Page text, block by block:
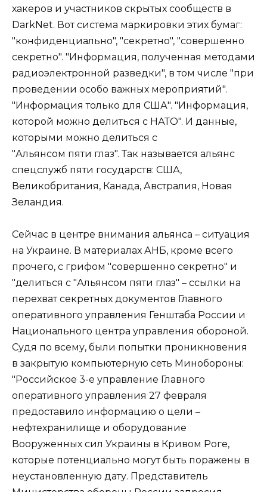
хакеров и участников скрытых сообществ в
DarkNet. Вот система маркировки этих бумаг:
"конфиденциально", "секретно", "совершенно
секретно". "Информация, полученная методами
радиоэлектронной разведки", в том числе "при
проведении особо важных мероприятий".
"Информация только для США". "Информация,
которой можно делиться с НАТО". И данные,
которыми можно делиться с
"Альянсом пяти глаз". Так называется альянс
спецслужб пяти государств: США,
Великобритания, Канада, Австралия, Новая
Зеландия.
Сейчас в центре внимания альянса – ситуация
на Украине. В материалах АНБ, кроме всего
прочего, с грифом "совершенно секретно" и
"делиться с "Альянсом пяти глаз" – ссылки на
перехват секретных документов Главного
оперативного управления Генштаба России и
Национального центра управления обороной.
Судя по всему, были попытки проникновения
в закрытую компьютерную сеть Минобороны:
"Российское 3-е управление Главного
оперативного управления 27 февраля
предоставило информацию о цели –
нефтехранилище и оборудование
Вооруженных сил Украины в Кривом Роге,
которые потенциально могут быть поражены в
неустановленную дату. Представитель